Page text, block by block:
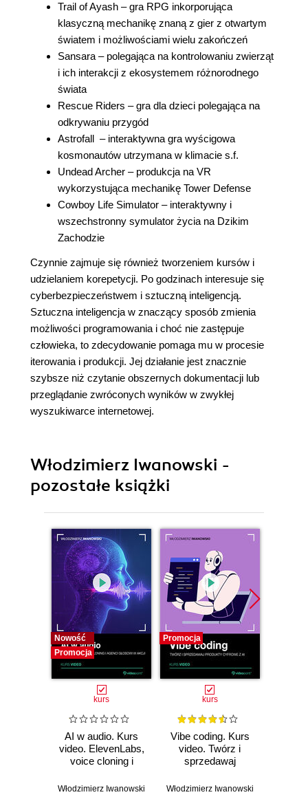
Trail of Ayash – gra RPG inkorporująca
klasyczną mechanikę znaną z gier z otwartym
światem i możliwościami wielu zakończeń
Sansara – polegająca na kontrolowaniu zwierząt
i ich interakcji z ekosystemem różnorodnego
świata
Rescue Riders – gra dla dzieci polegająca na
odkrywaniu przygód
Astrofall – interaktywna gra wyścigowa
kosmonautów utrzymana w klimacie s.f.
Undead Archer – produkcja na VR
wykorzystująca mechanikę Tower Defense
Cowboy Life Simulator – interaktywny i
wszechstronny symulator życia na Dzikim
Zachodzie
Czynnie zajmuje się również tworzeniem kursów i
udzielaniem korepetycji. Po godzinach interesuje się
cyberbezpieczeństwem i sztuczną inteligencją.
Sztuczna inteligencja w znaczący sposób zmienia
możliwości programowania i choć nie zastępuje
człowieka, to zdecydowanie pomaga mu w procesie
iterowania i produkcji. Jej działanie jest znacznie
szybsze niż czytanie obszernych dokumentacji lub
przeglądanie zwróconych wyników w zwykłej
wyszukiwarce internetowej.
Włodzimierz Iwanowski -
pozostałe książki
Nowość
Promocja
kurs
AI w audio. Kurs
video. ElevenLabs,
voice cloning i
akcji
Włodzimierz Iwanowski
Promocja
kurs
Vibe coding. Kurs
video. Twórz i
sprzedawaj
AI
Włodzimierz Iwanowski